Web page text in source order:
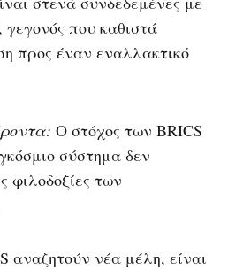
που καθιστά
προς έναν εναλλακτικό
Ο στόχος των BRICS
σύστημα δεν
φιλοδοξίες των
αναζητούν νέα μέλη, είναι